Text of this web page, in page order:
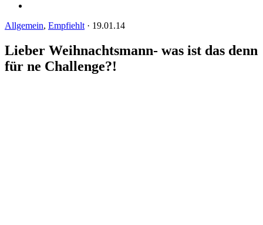
Allgemein, Empfiehlt · 19.01.14
Lieber Weihnachtsmann- was ist das denn
für ne Challenge?!